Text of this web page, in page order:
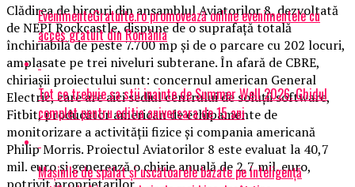
Clădirea de birouri din ansamblul Aviatorilor 8, dezvoltată
de NEPI Rockcastle, dispune de o suprafaţă totală
închiriabilă de peste 7.700 mp şi de o parcare cu 202 locuri,
amplasate pe trei niveluri subterane. În afară de CBRE,
chiriaşii proiectului sunt: concernul american General
Electric, care are aici sediul centrului de soluţii software,
Fitbit, producător american de echipamente de
monitorizare a activităţii fizice şi compania americană
Philip Morris. Proiectul Aviatorilor 8 este evaluat la 40,7
mil. euro şi generează o chirie anuală de 2,7 mil. euro,
EvenimenteGratuite.ro promovează online evenimentele cu
acces gratuit din România
Tot ce trebuie sa stii inainte de Summer Well 2026. Ghidul
complet pentru editia aniversara de 15 ani
Mașinile de spălat și uscătoarele bazate pe inteligență